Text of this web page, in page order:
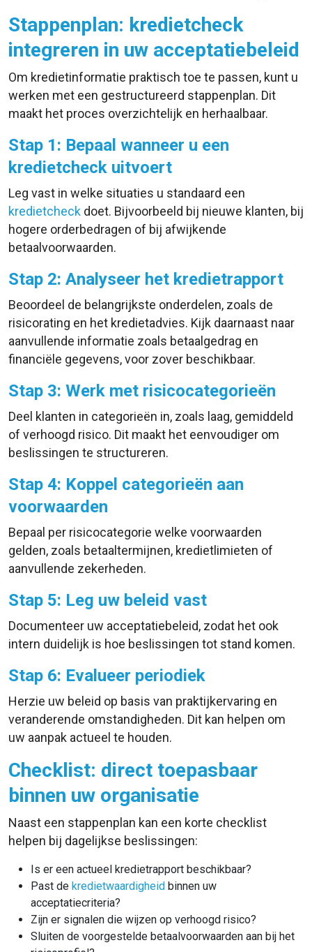
Stappenplan: kredietcheck
integreren in uw acceptatiebeleid
Om kredietinformatie praktisch toe te passen, kunt u
werken met een gestructureerd stappenplan. Dit
maakt het proces overzichtelijk en herhaalbaar.
Stap 1: Bepaal wanneer u een
kredietcheck uitvoert
Leg vast in welke situaties u standaard een
kredietcheck doet. Bijvoorbeeld bij nieuwe klanten, bij
hogere orderbedragen of bij afwijkende
betaalvoorwaarden.
Stap 2: Analyseer het kredietrapport
Beoordeel de belangrijkste onderdelen, zoals de
risicorating en het kredietadvies. Kijk daarnaast naar
aanvullende informatie zoals betaalgedrag en
financiële gegevens, voor zover beschikbaar.
Stap 3: Werk met risicocategorieën
Deel klanten in categorieën in, zoals laag, gemiddeld
of verhoogd risico. Dit maakt het eenvoudiger om
beslissingen te structureren.
Stap 4: Koppel categorieën aan
voorwaarden
Bepaal per risicocategorie welke voorwaarden
gelden, zoals betaaltermijnen, kredietlimieten of
aanvullende zekerheden.
Stap 5: Leg uw beleid vast
Documenteer uw acceptatiebeleid, zodat het ook
intern duidelijk is hoe beslissingen tot stand komen.
Stap 6: Evalueer periodiek
Herzie uw beleid op basis van praktijkervaring en
veranderende omstandigheden. Dit kan helpen om
uw aanpak actueel te houden.
Checklist: direct toepasbaar
binnen uw organisatie
Naast een stappenplan kan een korte checklist
helpen bij dagelijkse beslissingen:
Is er een actueel kredietrapport beschikbaar?
Past de kredietwaardigheid binnen uw
acceptatiecriteria?
Zijn er signalen die wijzen op verhoogd risico?
Sluiten de voorgestelde betaalvoorwaarden aan bij het